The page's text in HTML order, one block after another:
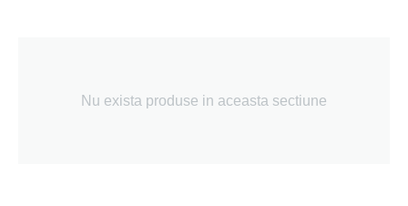
Nu exista produse in aceasta sectiune